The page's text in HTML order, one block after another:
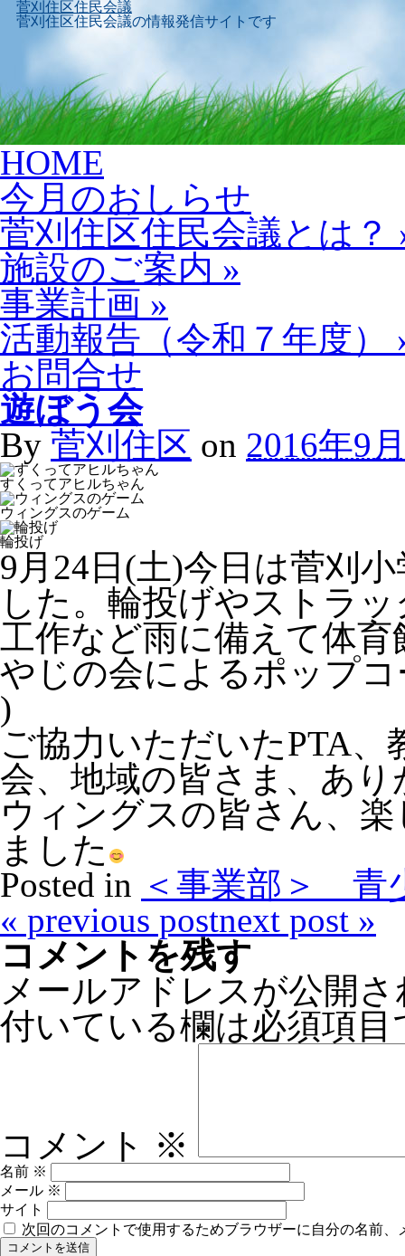
菅刈住区住民会議
菅刈住区住民会議の情報発信サイトです
Skip
to
content
HOME
今月のおしらせ
菅刈住区住民会議とは？
施設のご案内 »
事業計画 »
活動報告（令和７年度）
お問合せ
遊ぼう会
By 菅刈住区 on 2016年9
すくってアヒルちゃん
ウィングスのゲーム
輪投げ
9月24日(土)今日は菅刈
した。輪投げやストラ
工作など雨に備えて体
やじの会によるポップ
)
ご協力いただいたPTA
会、地域の皆さま、あ
ウィングスの皆さん、
ました
Posted in ＜事業部＞ 青
« previous postnext post »
コメントを残す
メールアドレスが公開
付いている欄は必須項目
コメント ※
名前 ※
メール ※
サイト
次回のコメントで使用するためブラウザーに自分の名前